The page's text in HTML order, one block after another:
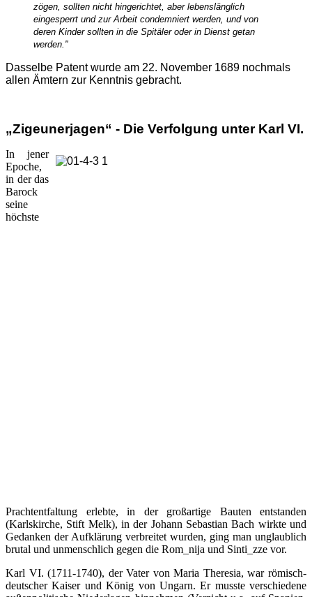
zögen, sollten nicht hingerichtet, aber lebenslänglich
eingesperrt und zur Arbeit condemniert werden, und von
deren Kinder sollten in die Spitäler oder in Dienst getan
werden."
Dasselbe Patent wurde am 22. November 1689 nochmals
allen Ämtern zur Kenntnis gebracht.
„Zigeunerjagen“ - Die Verfolgung unter Karl VI.
In jener
Epoche,
in der das
Barock
seine
höchste
Prachtentfaltung erlebte, in der großartige Bauten entstanden
(Karlskirche, Stift Melk), in der Johann Sebastian Bach wirkte und
Gedanken der Aufklärung verbreitet wurden, ging man unglaublich
brutal und unmenschlich gegen die Rom_nija und Sinti_zze vor.
Karl VI. (1711-1740), der Vater von Maria Theresia, war römisch-
deutscher Kaiser und König von Ungarn. Er musste verschiedene